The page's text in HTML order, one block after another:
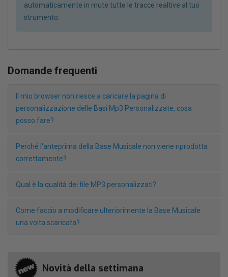
automaticamente in mute tutte le tracce realtive al tuo
strumento.
Domande frequenti
Il mio browser non riesce a caricare la pagina di
personalizzazione delle Basi Mp3 Personalizzate, cosa
posso fare?
Perché l'anteprima della Base Musicale non viene riprodotta
correttamente?
Qual è la qualità dei file MP3 personalizzati?
Come faccio a modificare ulteriorimente la Base Musicale
una volta scaricata?
Novità della settimana